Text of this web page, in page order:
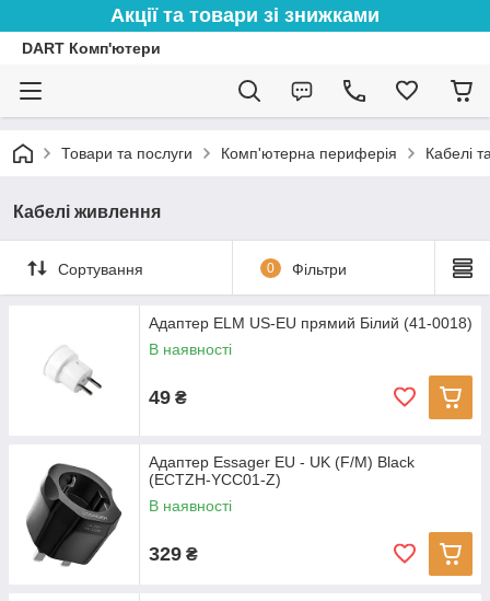
Акції та товари зі знижками
DART Комп'ютери
Товари та послуги Комп'ютерна периферія Кабелі
Кабелі живлення
Сортування 0 Фільтри
Адаптер ELM US-EU прямий Білий (41-0018)
В наявності
49 ₴
Адаптер Essager EU - UK (F/M) Black
(ECTZH-YCC01-Z)
В наявності
329 ₴